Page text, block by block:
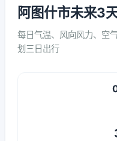
阿图什市未来3
每日气温、风向风力、空
划三日出行